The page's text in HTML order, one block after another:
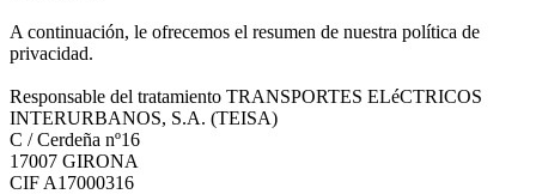
A continuación, le ofrecemos el resumen de nuestra política de
privacidad.
Responsable del tratamiento TRANSPORTES ELéCTRICOS
INTERURBANOS, S.A. (TEISA)
C / Cerdeña nº16
17007 GIRONA
CIF A17000316